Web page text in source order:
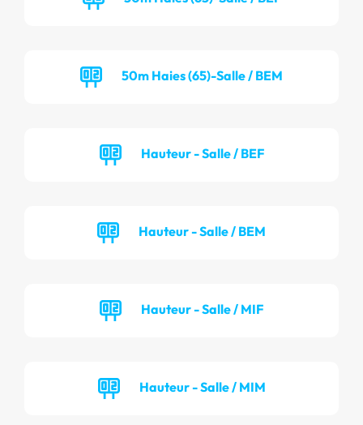
50m Haies (65)-Salle / BEM
Hauteur - Salle / BEF
Hauteur - Salle / BEM
Hauteur - Salle / MIF
Hauteur - Salle / MIM